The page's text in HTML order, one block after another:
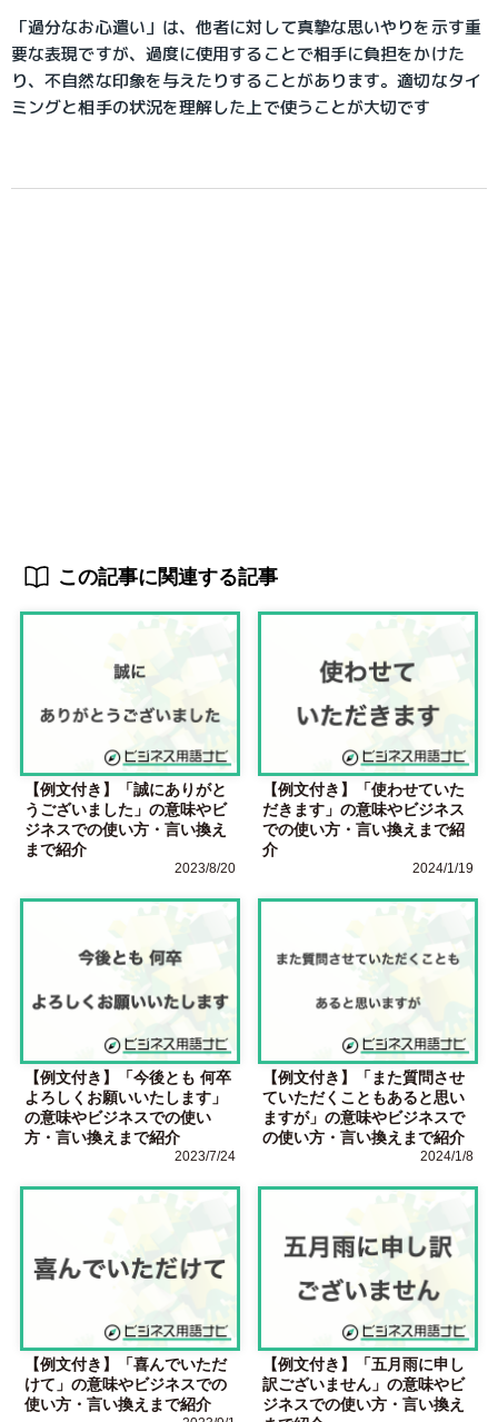
「過分なお心遣い」は、他者に対して真摯な思いやりを示す重
要な表現ですが、過度に使用することで相手に負担をかけた
り、不自然な印象を与えたりすることがあります。適切なタイ
ミングと相手の状況を理解した上で使うことが大切です
この記事に関連する記事
【例文付き】「誠にありがと
うございました」の意味やビ
ジネスでの使い方・言い換え
まで紹介
2023/8/20
【例文付き】「使わせていた
だきます」の意味やビジネス
での使い方・言い換えまで紹
介
2024/1/19
【例文付き】「今後とも 何卒
よろしくお願いいたします」
の意味やビジネスでの使い
方・言い換えまで紹介
2023/7/24
【例文付き】「また質問させ
ていただくこともあると思い
ますが」の意味やビジネスで
の使い方・言い換えまで紹介
2024/1/8
【例文付き】「喜んでいただ
けて」の意味やビジネスでの
使い方・言い換えまで紹介
【例文付き】「五月雨に申し
訳ございません」の意味やビ
ジネスでの使い方・言い換え